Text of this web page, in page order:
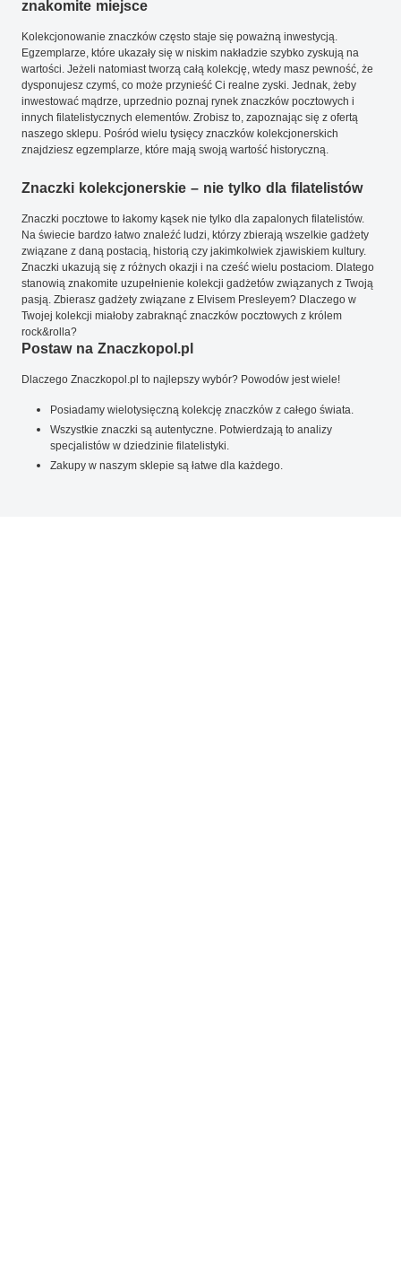
znakomite miejsce
Kolekcjonowanie znaczków często staje się poważną inwestycją.
Egzemplarze, które ukazały się w niskim nakładzie szybko zyskują na
wartości. Jeżeli natomiast tworzą całą kolekcję, wtedy masz pewność, że
dysponujesz czymś, co może przynieść Ci realne zyski. Jednak, żeby
inwestować mądrze, uprzednio poznaj rynek znaczków pocztowych i
innych filatelistycznych elementów. Zrobisz to, zapoznając się z ofertą
naszego sklepu. Pośród wielu tysięcy znaczków kolekcjonerskich
znajdziesz egzemplarze, które mają swoją wartość historyczną.
Znaczki kolekcjonerskie – nie tylko dla filatelistów
Znaczki pocztowe to łakomy kąsek nie tylko dla zapalonych filatelistów.
Na świecie bardzo łatwo znaleźć ludzi, którzy zbierają wszelkie gadżety
związane z daną postacią, historią czy jakimkolwiek zjawiskiem kultury.
Znaczki ukazują się z różnych okazji i na cześć wielu postaciom. Dlatego
stanowią znakomite uzupełnienie kolekcji gadżetów związanych z Twoją
pasją. Zbierasz gadżety związane z Elvisem Presleyem? Dlaczego w
Twojej kolekcji miałoby zabraknąć znaczków pocztowych z królem
rock&rolla?
Postaw na Znaczkopol.pl
Dlaczego Znaczkopol.pl to najlepszy wybór? Powodów jest wiele!
Posiadamy wielotysięczną kolekcję znaczków z całego świata.
Wszystkie znaczki są autentyczne. Potwierdzają to analizy
specjalistów w dziedzinie filatelistyki.
Zakupy w naszym sklepie są łatwe dla każdego.